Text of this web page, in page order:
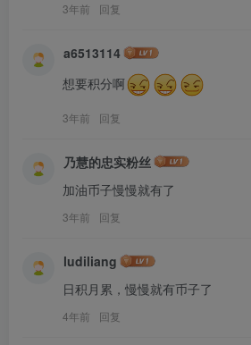
3年前 回复
a6513114
想要积分啊
3年前 回复
乃慧的忠实粉丝
加油币子慢慢就有了
3年前 回复
ludiliang
日积月累，慢慢就有币子了
4年前 回复